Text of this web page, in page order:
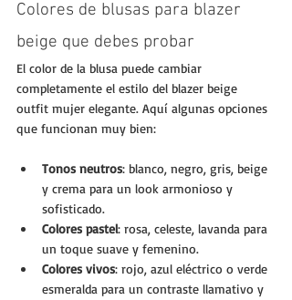
Colores de blusas para blazer
beige que debes probar
El color de la blusa puede cambiar
completamente el estilo del blazer beige
outfit mujer elegante. Aquí algunas opciones
que funcionan muy bien:
Tonos neutros: blanco, negro, gris, beige
y crema para un look armonioso y
sofisticado.
Colores pastel: rosa, celeste, lavanda para
un toque suave y femenino.
Colores vivos: rojo, azul eléctrico o verde
esmeralda para un contraste llamativo y